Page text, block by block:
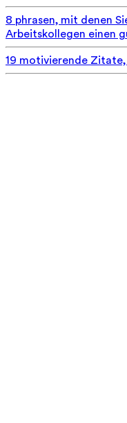
8 phrasen, mit denen
Arbeitskollegen einen
19 motivierende